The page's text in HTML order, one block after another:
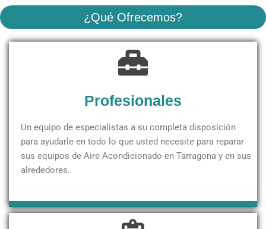
¿Qué Ofrecemos?
Profesionales
Un equipo de especialistas a su completa disposición
para ayudarle en todo lo que usted necesite para reparar
sus equipos de Aire Acondicionado en Tarragona y en sus
alrededores.